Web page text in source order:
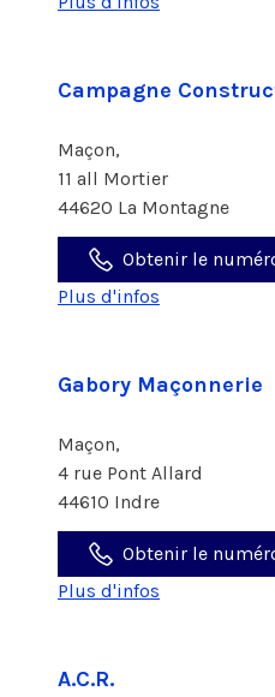
Campagne
Maçon,
11 all Mortier
44620 La Montagne
Obtenir le
Plus d'infos
Gabory Maçonnerie
Maçon,
4 rue Pont Allard
44610 Indre
Obtenir le
Plus d'infos
A.C.R.